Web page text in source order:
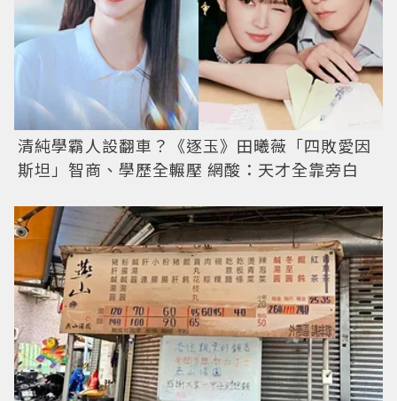
清純學霸人設翻車？《逐玉》田曦薇「四敗愛因
斯坦」智商、學歷全輾壓 網酸：天才全靠旁白